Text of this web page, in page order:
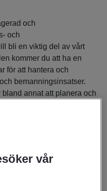
och
och
bli en viktig del av vårt
kommer du att ha en
för att hantera och
bemanningsinsatser.
annat att planera och
möts på bästa möjliga
och
I rollen
boka och
vår